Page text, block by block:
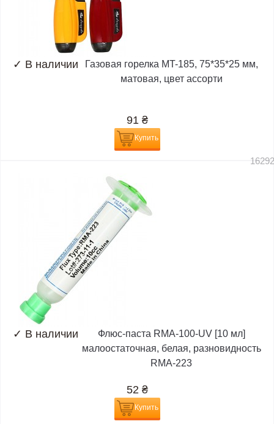
✓ В наличии
Газовая горелка MT-185, 75*35*25 мм,
матовая, цвет ассорти
91 ₴
Купить
✓ В наличии
Флюс-паста RMA-100-UV [10 мл]
малоостаточная, белая, разновидность
RMA-223
52 ₴
Купить